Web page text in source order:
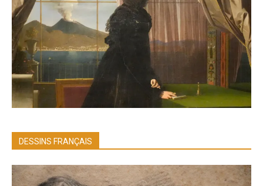
DESSINS FRANÇAIS